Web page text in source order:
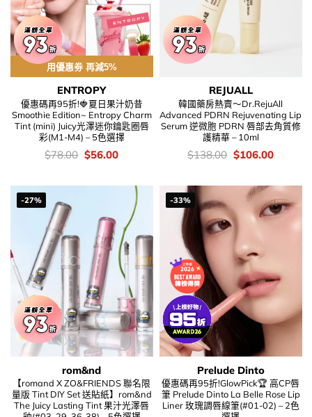
用優惠劵 再減5%
ENTROPY
優惠碼再95折!🍓夏日果汁奶昔
Smoothie Edition~ Entropy Charm
Tint (mini) Juicy光澤迷你鑰匙圈唇
彩(M1-M4) – 5色選擇
價
錢：
$78.00 Original
price
$78.00.
$56.00Current
$56.00.
REJUALL
韓國藥房熱賣～Dr.RejuAll
Advanced PDRN Rejuvenating Lip
Serum 逆微胞 PDRN 唇部去角質修
護精華 – 10ml
價
錢：
$138.00 Original
price
$138.00.
$106.00Current
-27%
rom&nd
【romand X ZO&FRIENDS 聯名限
量版 Tint DIY Set 送貼紙】rom&nd
The Juicy Lasting Tint 果汁光澤唇
-33%
Prelude Dinto
優惠碼再95折!GlowPick🏆 高CP唇
筆 Prelude Dinto La Belle Rose Lip
Liner 玫瑰調唇線筆(#01-02) – 2色